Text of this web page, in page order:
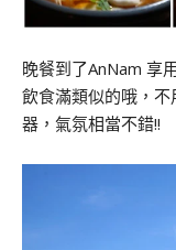
晚餐到了AnNam 享
飲食滿類似的哦，
器，氣氛相當不錯!!